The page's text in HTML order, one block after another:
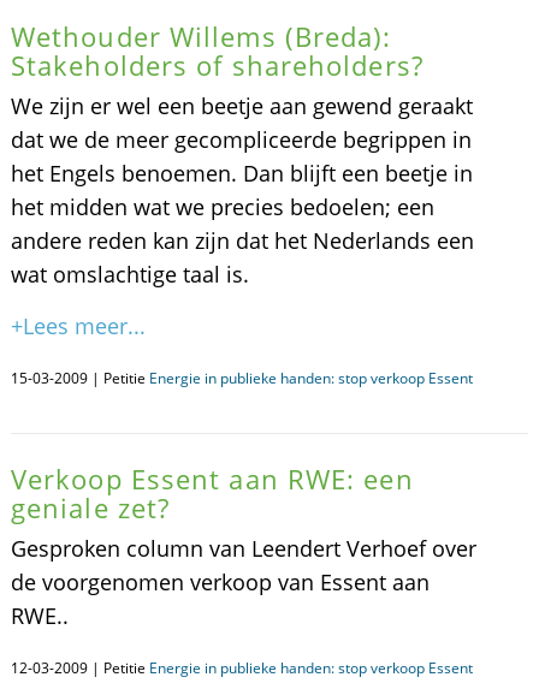
Wethouder Willems (Breda):
Stakeholders of shareholders?
We zijn er wel een beetje aan gewend geraakt
dat we de meer gecompliceerde begrippen in
het Engels benoemen. Dan blijft een beetje in
het midden wat we precies bedoelen; een
andere reden kan zijn dat het Nederlands een
wat omslachtige taal is.
+Lees meer...
15-03-2009 | Petitie Energie in publieke handen: stop verkoop Essent
Verkoop Essent aan RWE: een
geniale zet?
Gesproken column van Leendert Verhoef over
de voorgenomen verkoop van Essent aan
RWE..
12-03-2009 | Petitie Energie in publieke handen: stop verkoop Essent